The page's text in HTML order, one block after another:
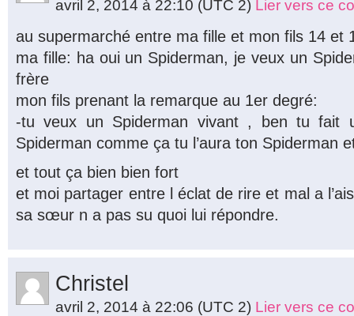
avril 2, 2014 à 22:10 (UTC 2) Lier vers ce
au supermarché entre ma fille et mon fils 14 et
ma fille: ha oui un Spiderman, je veux un
frère
mon fils prenant la remarque au 1er degré:
-tu veux un Spiderman vivant , ben tu fait
Spiderman comme ça tu l’aura ton Spiderman
et tout ça bien bien fort
et moi partager entre l éclat de rire et mal a
sa sœur n a pas su quoi lui répondre.
Christel
avril 2, 2014 à 22:06 (UTC 2) Lier vers ce